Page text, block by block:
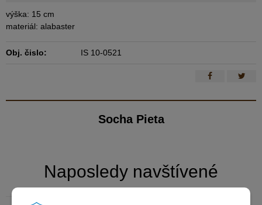
výška: 15 cm
materiál: alabaster
Obj. čislo: IS 10-0521
Socha Pieta
Naposledy navštívené